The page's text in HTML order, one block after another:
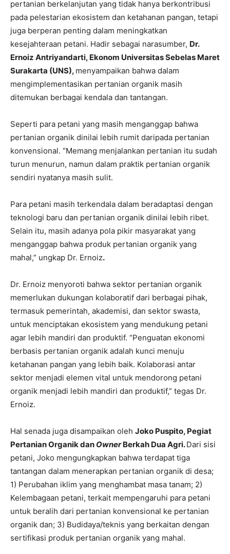
pertanian berkelanjutan yang tidak hanya berkontribusi
pada pelestarian ekosistem dan ketahanan pangan, tetapi
juga berperan penting dalam meningkatkan
kesejahteraan petani. Hadir sebagai narasumber, Dr.
Ernoiz Antriyandarti, Ekonom Universitas Sebelas Maret
Surakarta (UNS), menyampaikan bahwa dalam
mengimplementasikan pertanian organik masih
ditemukan berbagai kendala dan tantangan.
Seperti para petani yang masih menganggap bahwa
pertanian organik dinilai lebih rumit daripada pertanian
konvensional. “Memang menjalankan pertanian itu sudah
turun menurun, namun dalam praktik pertanian organik
sendiri nyatanya masih sulit.
Para petani masih terkendala dalam beradaptasi dengan
teknologi baru dan pertanian organik dinilai lebih ribet.
Selain itu, masih adanya pola pikir masyarakat yang
menganggap bahwa produk pertanian organik yang
mahal,” ungkap Dr. Ernoiz.
Dr. Ernoiz menyoroti bahwa sektor pertanian organik
memerlukan dukungan kolaboratif dari berbagai pihak,
termasuk pemerintah, akademisi, dan sektor swasta,
untuk menciptakan ekosistem yang mendukung petani
agar lebih mandiri dan produktif. “Penguatan ekonomi
berbasis pertanian organik adalah kunci menuju
ketahanan pangan yang lebih baik. Kolaborasi antar
sektor menjadi elemen vital untuk mendorong petani
organik menjadi lebih mandiri dan produktif,” tegas Dr.
Ernoiz.
Hal senada juga disampaikan oleh Joko Puspito, Pegiat
Pertanian Organik dan OwnerBerkah Dua Agri.Dari sisi
petani, Joko mengungkapkan bahwa terdapat tiga
tantangan dalam menerapkan pertanian organik di desa;
1) Perubahan iklim yang menghambat masa tanam; 2)
Kelembagaan petani, terkait mempengaruhi para petani
untuk beralih dari pertanian konvensional ke pertanian
organik dan; 3) Budidaya/teknis yang berkaitan dengan
sertifikasi produk pertanian organik yang mahal.